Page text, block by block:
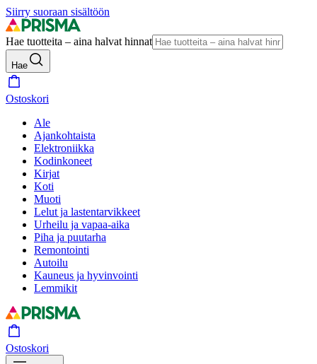
Siirry suoraan sisältöön
Hae tuotteita – aina halvat hinnat
Hae
Ostoskori
Ale
Ajankohtaista
Elektroniikka
Kodinkoneet
Kirjat
Koti
Muoti
Lelut ja lastentarvikkeet
Urheilu ja vapaa-aika
Piha ja puutarha
Remontointi
Autoilu
Kauneus ja hyvinvointi
Lemmikit
Ostoskori